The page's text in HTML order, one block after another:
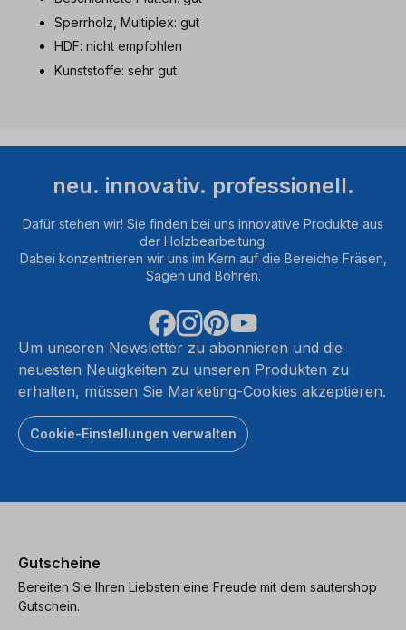
Sperrholz, Multiplex: gut
HDF: nicht empfohlen
Kunststoffe: sehr gut
neu. innovativ. professionell.
Dafür stehen wir! Sie finden bei uns innovative Produkte aus
der Holzbearbeitung.
Dabei konzentrieren wir uns im Kern auf die Bereiche Fräsen,
Sägen und Bohren.
Um unseren Newsletter zu abonnieren und die
neuesten Neuigkeiten zu unseren Produkten zu
erhalten, müssen Sie Marketing-Cookies akzeptieren.
Cookie-Einstellungen verwalten
Gutscheine
Bereiten Sie Ihren Liebsten eine Freude mit dem sautershop
Gutschein.